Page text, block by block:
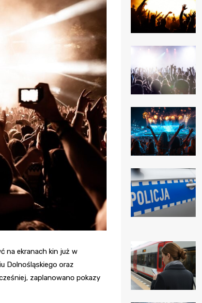
Fryzjer
na ekranach kin już w
Dolnośląskiego oraz
zaplanowano pokazy